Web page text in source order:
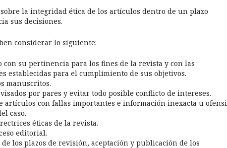
la integridad ética de los artículos dentro de un plazo
sus decisiones.
considerar lo siguiente:
su pertinencia para los fines de la revista y con las
establecidas para el cumplimiento de sus objetivos.
manuscritos.
por pares y evitar todo posible conflicto de intereses.
con fallas importantes e información inexacta u
caso.
éticas de la revista.
editorial.
los plazos de revisión, aceptación y publicación de los